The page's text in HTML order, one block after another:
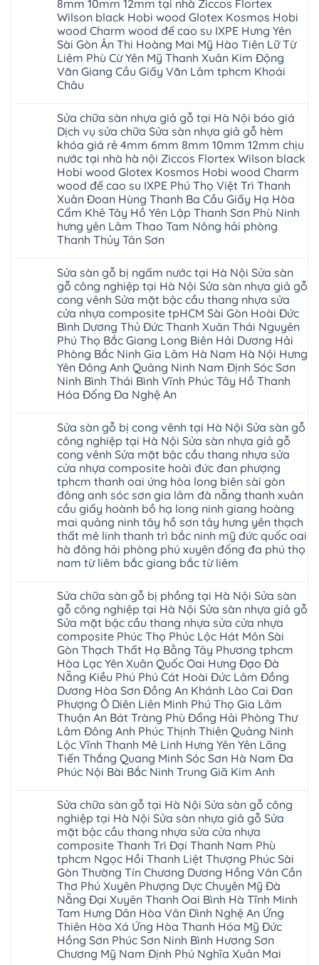
Thanh
Hà
Ninh
Bình
Thái
Bình
Thanh
Hóa
Quỳnh
Phụ
Lào
Cai
Tuyên
Quang
sàn
nhựa
glotex
của
nước
nào
Hà
Nội
Thanh
Đà
Nẵng
Gia
Lâm
Phú
Thọ
Hải
Phòng
Sóc
Sơn
Ninh
Bình
Hưng
Yên
composite
báo
giá
rẻ
Bắc
Ninh
Thanh
Xuân
Tây
Hồ
Thái
Bình
Hưng
Yên
Đông
Hạ
Long
nhà
vệ
sinh
tại
Hà
Nội
báo
giá
cửa
nhựa
vệ
sinh
giá
rẻ
tpHCM
Thanh
Xuân
Bắc
Ninh
Ninh
Bình
Đà
Nẵng
Quảng
Ninh
8mm 10mm 12mm tại nhà Ziccos Flortex
Wilson black Hobi wood Glotex Kosmos Hobi
wood Charm wood đế cao su IXPE Hưng Yên
Sài Gòn Ân Thi Hoàng Mai Mỹ Hào Tiên Lữ Từ
Liêm Phù Cừ Yên Mỹ Thanh Xuân Kim Động
Văn Giang Cầu Giấy Văn Lâm tphcm Khoái
Châu
bình
luận
ở
Thợ
sửa
sàn
nhựa
thợ
sửa
sàn
nhà
thợ
sửa
sàn
Hà
Nội
báo
giá
Dịch
vụ
sửa
chữa
Sửa
sàn
nhựa
giả
gỗ
hèm
khóa
4mm
6mm
8mm
10mm
12mm
tại
nhà
Ziccos
Flortex
Wilson
black
Hobi
wood
Glotex
Kosmos
Hobi
wood
đế
cao
su
IXPE
Hưng
Yên
Sài
Gòn
Ân
Thi
Hoàng
Mai
Mỹ
Hào
Tiên
Lữ
Từ
Liêm
Phù
Cừ
Thanh
Xuân
Kim
Động
Văn
Giang
Cầu
Giấy
Văn
Lâm
tphcm
Khoái
Châu
Sửa chữa sàn nhựa giả gỗ tại Hà Nội báo giá
Dịch vụ sửa chữa Sửa sàn nhựa giả gỗ hèm
khóa giá rẻ 4mm 6mm 8mm 10mm 12mm chịu
nước tại nhà hà nội Ziccos Flortex Wilson black
Hobi wood Glotex Kosmos Hobi wood Charm
wood đế cao su IXPE Phú Thọ Việt Trì Thanh
Xuân Đoan Hùng Thanh Ba Cầu Giấy Hạ Hòa
Cẩm Khê Tây Hồ Yên Lập Thanh Sơn Phù Ninh
hưng yên Lâm Thao Tam Nông hải phòng
Thanh Thủy Tân Sơn
bình
luận
ở
Sửa
chữa
sàn
nhựa
giả
gỗ
tại
Hà
Nội
báo
giá
sửa
chữa
Sửa
sàn
nhựa
giả
gỗ
hèm
khóa
giá
rẻ
4mm
6mm
8mm
10mm
12mm
chịu
nhà
hà
nội
Ziccos
Flortex
Wilson
black
Hobi
wood
Glotex
Kosmos
Hobi
wood
Charm
wood
đế
cao
su
IXPE
Phú
Trì
Thanh
Xuân
Đoan
Hùng
Thanh
Ba
Cầu
Giấy
Hạ
Hòa
Cẩm
Khê
Tây
Hồ
Yên
Lập
Thanh
Sửa sàn gỗ bị ngấm nước tại Hà Nội Sửa sàn
gỗ công nghiệp tại Hà Nội Sửa sàn nhựa giả gỗ
cong vênh Sửa mặt bậc cầu thang nhựa sửa
cửa nhựa composite tpHCM Sài Gòn Hoài Đức
Bình Dương Thủ Đức Thanh Xuân Thái Nguyên
Phú Thọ Bắc Giang Long Biên Hải Dương Hải
Phòng Bắc Ninh Gia Lâm Hà Nam Hà Nội Hưng
Yên Đông Anh Quảng Ninh Nam Định Sóc Sơn
Ninh Bình Thái Bình Vĩnh Phúc Tây Hồ Thanh
Hóa Đống Đa Nghệ An
bình
luận
ở
Sửa
sàn
gỗ
bị
ngấm
nước
tại
Hà
Nội
Sửa
sàn
công
Hà
Nội
Sửa
sàn
giả
gỗ
cong
vênh
Sửa
mặt
bậc
cầu
thang
nhựa
sửa
cửa
nhựa
composite
tpHCM
Hoài
Đức
Bình
Dương
Thủ
Đức
Thanh
Xuân
Thái
Nguyên
Phú
Thọ
Bắc
Giang
Long
Biên
Hải
Dương
Sửa sàn gỗ bị cong vênh tại Hà Nội Sửa sàn gỗ
công nghiệp tại Hà Nội Sửa sàn nhựa giả gỗ
cong vênh Sửa mặt bậc cầu thang nhựa sửa
cửa nhựa composite hoài đức đan phượng
tphcm thanh oai ứng hòa long biên sài gòn
đông anh sóc sơn gia lâm đà nẵng thanh xuân
cầu giấy hoành bồ hạ long ninh giang hoàng
mai quảng ninh tây hồ sơn tây hưng yên thạch
thất mê linh thanh trì bắc ninh mỹ đức quốc oai
hà đông hải phòng phú xuyên đống đa phú thọ
nam từ liêm bắc giang bắc từ liêm
bình
luận
ở
Sửa
sàn
gỗ
bị
cong
vênh
tại
Hà
Nội
Sửa
sàn
gỗ
công
nghiệp
tại
Hà
Nội
nhựa
giả
gỗ
cong
vênh
Sửa
mặt
bậc
cầu
thang
nhựa
sửa
cửa
nhựa
composite
hoài
đức
đan
Sửa chữa sàn gỗ bị phồng tại Hà Nội Sửa sàn
gỗ công nghiệp tại Hà Nội Sửa sàn nhựa giả gỗ
Sửa mặt bậc cầu thang nhựa sửa cửa nhựa
composite Phúc Thọ Phúc Lộc Hát Môn Sài
Gòn Thạch Thất Hạ Bằng Tây Phương tphcm
Hòa Lạc Yên Xuân Quốc Oai Hưng Đạo Đà
Nẵng Kiều Phú Phú Cát Hoài Đức Lâm Đồng
Dương Hòa Sơn Đồng An Khánh Lào Cai Đan
Phượng Ô Diên Liên Minh Phú Thọ Gia Lâm
Thuận An Bát Tràng Phù Đổng Hải Phòng Thư
Lâm Đông Anh Phúc Thịnh Thiên Quảng Ninh
Lộc Vĩnh Thanh Mê Linh Hưng Yên Yên Lãng
Tiến Thắng Quang Minh Sóc Sơn Hà Nam Đa
Phúc Nội Bài Bắc Ninh Trung Giã Kim Anh
bình
luận
ở
Sửa
chữa
sàn
gỗ
bị
phồng
tại
Hà
Nội
Sửa
sàn
gỗ
công
nghiệp
Sửa chữa sàn gỗ tại Hà Nội Sửa sàn gỗ công
nghiệp tại Hà Nội Sửa sàn nhựa giả gỗ Sửa
mặt bậc cầu thang nhựa sửa cửa nhựa
composite Thanh Trì Đại Thanh Nam Phù
tphcm Ngọc Hồi Thanh Liệt Thượng Phúc Sài
Gòn Thường Tín Chương Dương Hồng Vân Cần
Thơ Phú Xuyên Phượng Dực Chuyên Mỹ Đà
Nẵng Đại Xuyên Thanh Oai Bình Hà Tĩnh Minh
Tam Hưng Dân Hòa Vân Đình Nghệ An Ứng
Thiên Hòa Xá Ứng Hòa Thanh Hóa Mỹ Đức
Hồng Sơn Phúc Sơn Ninh Bình Hương Sơn
Chương Mỹ Nam Định Phú Nghĩa Xuân Mai